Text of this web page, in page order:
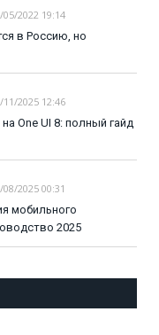
05/2022 19:14
в Россию, но
11/2025 12:46
One UI 8: полный гайд
08/2025 00:31
мобильного
2025